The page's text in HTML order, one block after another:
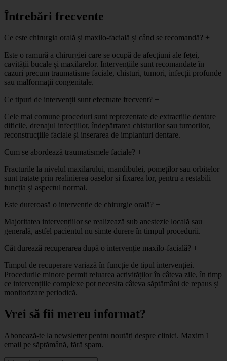
Întrebări frecvente
Ce este chirurgia orală și maxilo-facială și când se recomandă? +
Este o ramură a chirurgiei care se ocupă de afecțiuni ale feței,
cavității bucale și maxilarelor. Intervențiile sunt recomandate în
cazuri precum traumatisme faciale, chisturi, tumori, infecții profunde
sau malformații congenitale.
Ce tipuri de intervenții sunt efectuate frecvent? +
Cele mai comune proceduri sunt reprezentate de extracțiile dentare
dificile, drenajul infecțiilor, îndepărtarea chisturilor sau tumorilor,
reconstrucțiile faciale și inserarea de implanturi dentare.
Cum se abordează traumatismele faciale? +
Fracturile la nivelul maxilarului, mandibulei, pomeților sau orbitelor
sunt tratate prin realinierea oaselor și fixarea lor, pentru a restabili
funcția și aspectul normal.
Este dureroasă o intervenție de chirurgie orală? +
Majoritatea intervențiilor se realizează sub anestezie locală sau
generală, astfel pacientul nu simte durere în timpul procedurii.
Cât durează recuperarea după o intervenție maxilo-facială? +
Timpul de recuperare variază în funcție de tipul intervenției.
Procedurile minore permit reluarea activităților în câteva zile, în timp
ce intervențiile complexe pot necesita câteva săptămâni de repaus și
monitorizare periodică.
Vrei să fii mereu informat?
Abonează-te la newsletter pentru noutăți despre clinici. Maxim 1
email pe săptămână, fără spam.